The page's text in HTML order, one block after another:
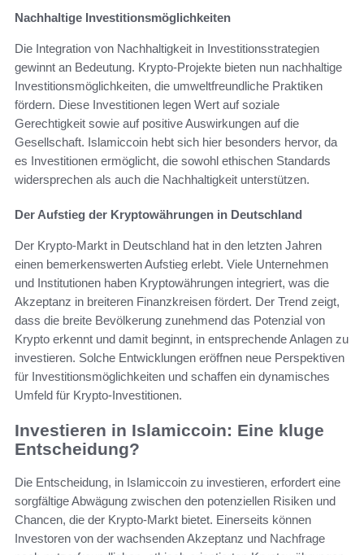
Nachhaltige Investitionsmöglichkeiten
Die Integration von Nachhaltigkeit in Investitionsstrategien
gewinnt an Bedeutung. Krypto-Projekte bieten nun nachhaltige
Investitionsmöglichkeiten, die umweltfreundliche Praktiken
fördern. Diese Investitionen legen Wert auf soziale
Gerechtigkeit sowie auf positive Auswirkungen auf die
Gesellschaft. Islamiccoin hebt sich hier besonders hervor, da
es Investitionen ermöglicht, die sowohl ethischen Standards
widersprechen als auch die Nachhaltigkeit unterstützen.
Der Aufstieg der Kryptowährungen in Deutschland
Der Krypto-Markt in Deutschland hat in den letzten Jahren
einen bemerkenswerten Aufstieg erlebt. Viele Unternehmen
und Institutionen haben Kryptowährungen integriert, was die
Akzeptanz in breiteren Finanzkreisen fördert. Der Trend zeigt,
dass die breite Bevölkerung zunehmend das Potenzial von
Krypto erkennt und damit beginnt, in entsprechende Anlagen zu
investieren. Solche Entwicklungen eröffnen neue Perspektiven
für Investitionsmöglichkeiten und schaffen ein dynamisches
Umfeld für Krypto-Investitionen.
Investieren in Islamiccoin: Eine kluge
Entscheidung?
Die Entscheidung, in Islamiccoin zu investieren, erfordert eine
sorgfältige Abwägung zwischen den potenziellen Risiken und
Chancen, die der Krypto-Markt bietet. Einerseits können
Investoren von der wachsenden Akzeptanz und Nachfrage